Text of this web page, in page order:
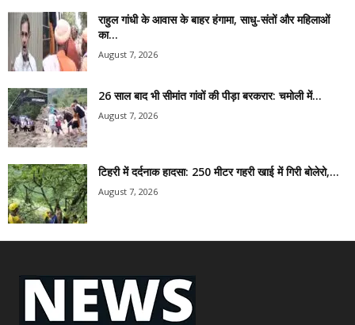
राहुल गांधी के आवास के बाहर हंगामा, साधु-संतों और महिलाओं
का...
August 7, 2026
26 साल बाद भी सीमांत गांवों की पीड़ा बरकरार: चमोली में...
August 7, 2026
टिहरी में दर्दनाक हादसा: 250 मीटर गहरी खाई में गिरी बोलेरो,...
August 7, 2026